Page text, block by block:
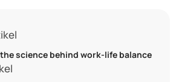
science behind work-life balance